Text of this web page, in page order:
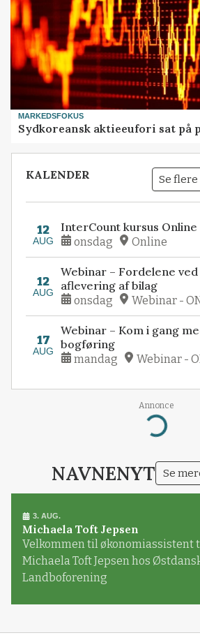
MARKEDSFOKUS
Sydkoreansk aktieeufori sat på
KALENDER Se
12
AUG
InterCount kursus Online
onsdag Online
12
AUG
Webinar – Fordelene
aflevering af bilag
onsdag Webinar -
17
AUG
Webinar – Kom i gang
bogføring
mandag Webinar -
Annonce
Loading...
NAVNENYT Se
3. AUG.
Michaela Toft Jepsen
Velkommen til økonomiassistent
Michaela Toft Jepsen hos
Landboforening